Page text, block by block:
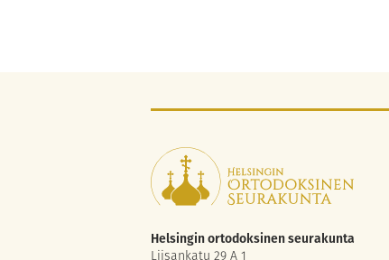
Helsingin ortodoksinen seurakunta
Liisankatu 29 A 1